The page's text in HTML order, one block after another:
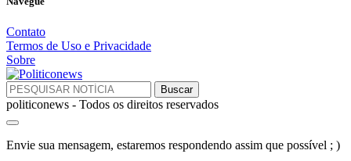
Contato
Termos de Uso e Privacidade
Sobre
politiconews - Todos os direitos reservados
Envie sua mensagem, estaremos respondendo assim que possível ; )